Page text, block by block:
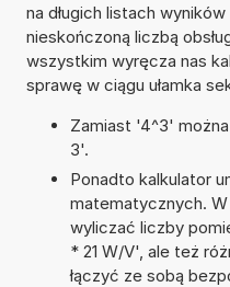
na długich listach
nieskończoną liczbą
wszystkim wyręcza nas
sprawę w ciągu ułamka
Zamiast '4^3'
3'.
Ponadto kalkulator
matematycznych.
wyliczać liczby
* 21 W/V', ale też
łączyć ze sobą